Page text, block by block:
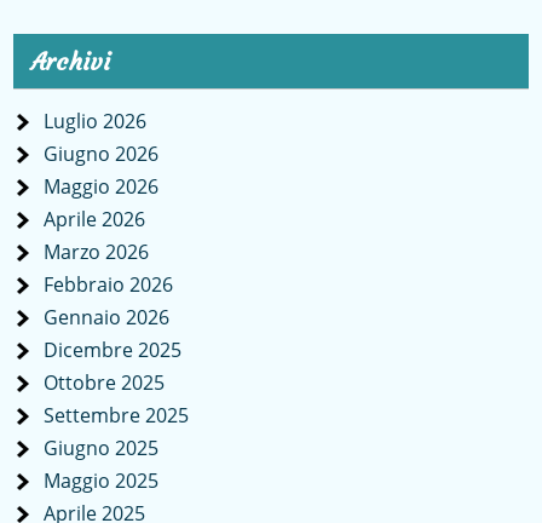
Archivi
Luglio 2026
Giugno 2026
Maggio 2026
Aprile 2026
Marzo 2026
Febbraio 2026
Gennaio 2026
Dicembre 2025
Ottobre 2025
Settembre 2025
Giugno 2025
Maggio 2025
Aprile 2025